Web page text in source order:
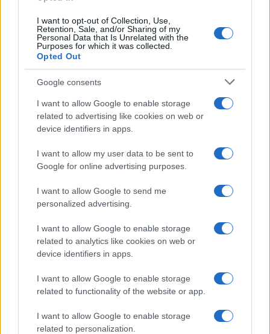
I want to opt-out of Collection, Use,
Retention, Sale, and/or Sharing of my
Personal Data that Is Unrelated with the
Purposes for which it was collected.
Opted Out
Google consents
I want to allow Google to enable storage
related to advertising like cookies on web or
device identifiers in apps.
I want to allow my user data to be sent to
Google for online advertising purposes.
I want to allow Google to send me
personalized advertising.
I want to allow Google to enable storage
related to analytics like cookies on web or
device identifiers in apps.
I want to allow Google to enable storage
related to functionality of the website or app.
I want to allow Google to enable storage
related to personalization.
ευρώ και για ένα νοικοκυριό με 3 παιδιά το κριτήριο του
εισοδήματος στα 39.000 ευρώ
Αναφορικά με την ακίνητη περιουσία, η αξία δεν μπορεί
να ξεπερνά τα 200.000 ευρώ για άγαμο, για έγγαμο τα
240.000 ευρώ, ενώ προσαυξάνεται κατά 40.000 ευρώ για
κάθε παιδί. Με βάση τα παραπάνω οικογένεια με ένα
παιδί το όριο διαμορφώνεται στα 280.000 ευρώ , για δύο